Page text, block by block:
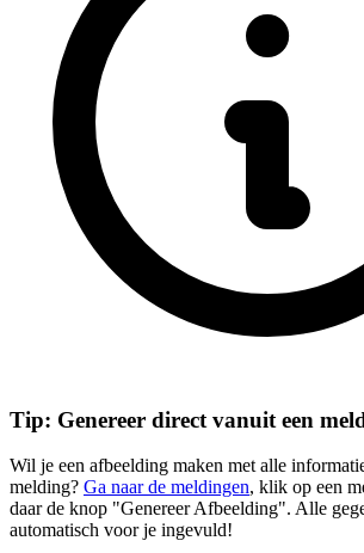
Tip: Genereer direct vanuit een
Wil je een afbeelding maken met alle
melding? Ga naar de meldingen, klik op een
daar de knop "Genereer Afbeelding". Alle
automatisch voor je ingevuld!